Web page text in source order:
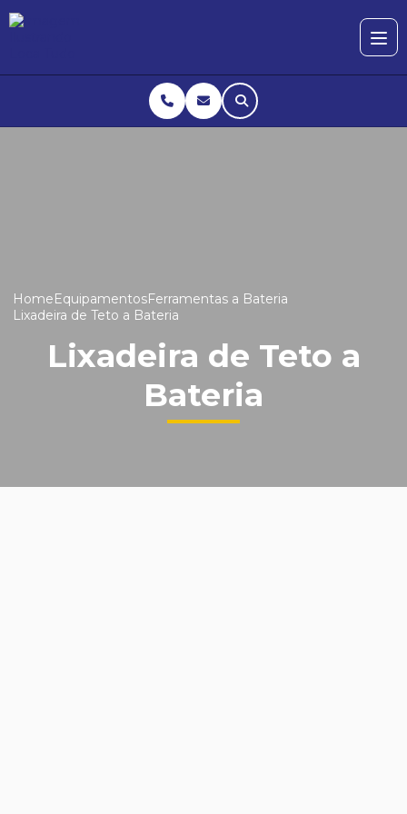
HomeEquipamentosFerramentas a Bateria
Lixadeira de Teto a Bateria
Lixadeira de Teto a
Bateria